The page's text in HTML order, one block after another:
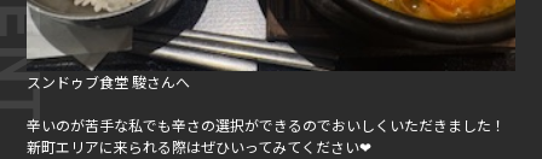
スンドゥブ食堂 駿さんへ
辛いのが苦手な私でも辛さの選択ができるのでおいしくいただきました！
新町エリアに来られる際はぜひいってみてください❤